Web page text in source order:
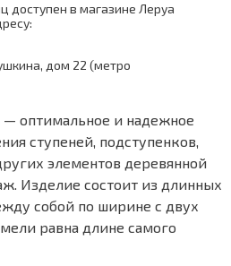
доступен в магазине Леруа
дом 22 (метро
оптимальное и надежное
ступеней, подступенков,
элементов деревянной
Изделие состоит из длинных
собой по ширине с двух
равна длине самого